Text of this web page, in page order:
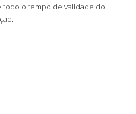
o tempo de validade do